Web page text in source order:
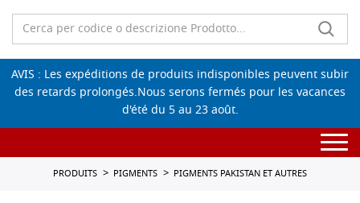
Liste de souhaits vide
AVIS : Les expéditions de produits indisponibles peuvent subir
des retards prolongés.Nous serons fermés pour les vacances
d'été du 5 au 23 août.
PRODUITS PIGMENTS PIGMENTS PAKISTAN ET AUTRES